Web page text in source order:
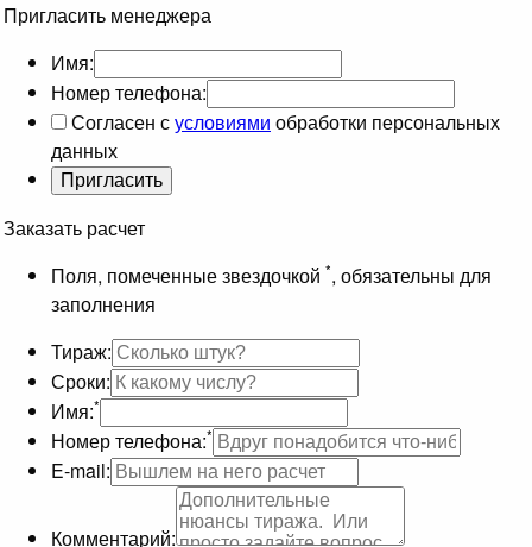
Пригласить менеджера
Имя:
Номер телефона:
Согласен сусловиями обработки персональных
данных
Заказать расчет
Поля, помеченные звездочкой *, обязательны для
заполнения
Тираж:
Сроки:
Имя:*
Номер телефона:*
E-mail:
Комментарий: